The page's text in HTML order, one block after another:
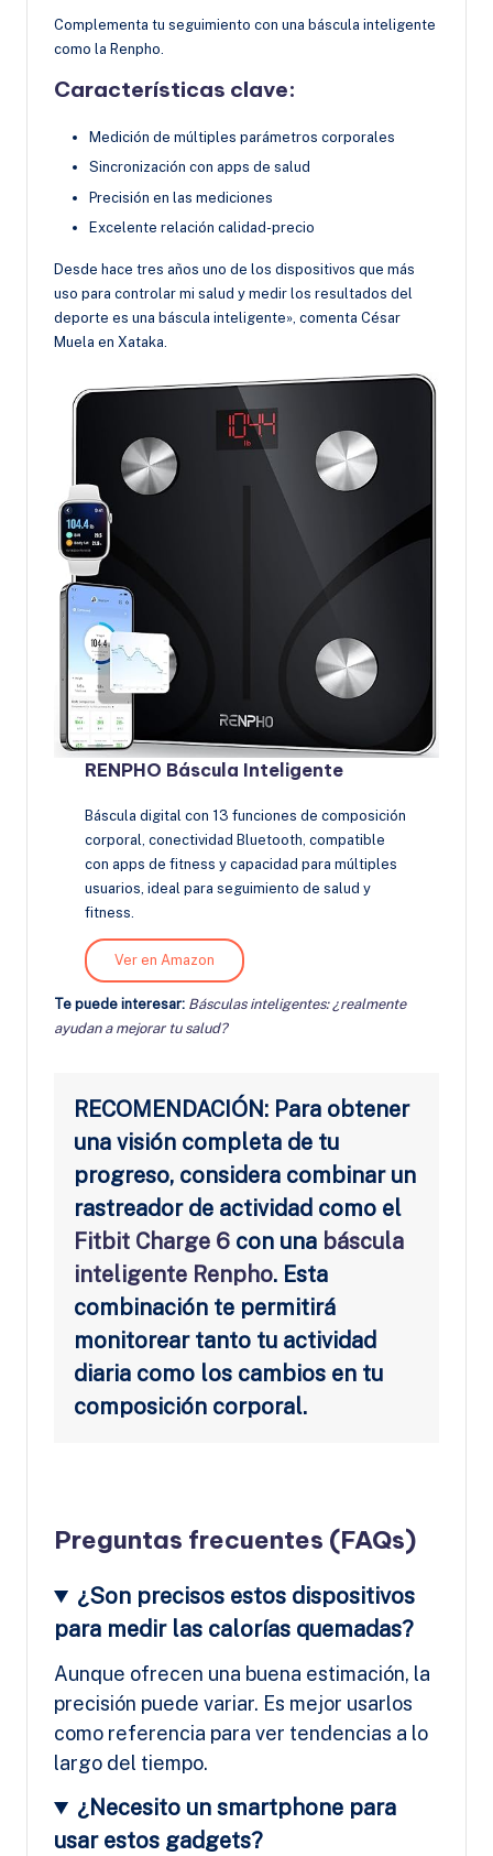
Complementa tu seguimiento con una báscula inteligente
como la Renpho.
Características clave:
Medición de múltiples parámetros corporales
Sincronización con apps de salud
Precisión en las mediciones
Excelente relación calidad-precio
Desde hace tres años uno de los dispositivos que más
uso para controlar mi salud y medir los resultados del
deporte es una báscula inteligente», comenta César
Muela en Xataka.
RENPHO Báscula Inteligente
Báscula digital con 13 funciones de composición
corporal, conectividad Bluetooth, compatible
con apps de fitness y capacidad para múltiples
usuarios, ideal para seguimiento de salud y
fitness.
Ver en Amazon
Te puede interesar: Básculas inteligentes: ¿realmente
ayudan a mejorar tu salud?
RECOMENDACIÓN: Para obtener
una visión completa de tu
progreso, considera combinar un
rastreador de actividad como el
Fitbit Charge 6 con una báscula
inteligente Renpho. Esta
combinación te permitirá
monitorear tanto tu actividad
diaria como los cambios en tu
composición corporal.
Preguntas frecuentes (FAQs)
¿Son precisos estos dispositivos
para medir las calorías quemadas?
Aunque ofrecen una buena estimación, la
precisión puede variar. Es mejor usarlos
como referencia para ver tendencias a lo
largo del tiempo.
¿Necesito un smartphone para
usar estos gadgets?